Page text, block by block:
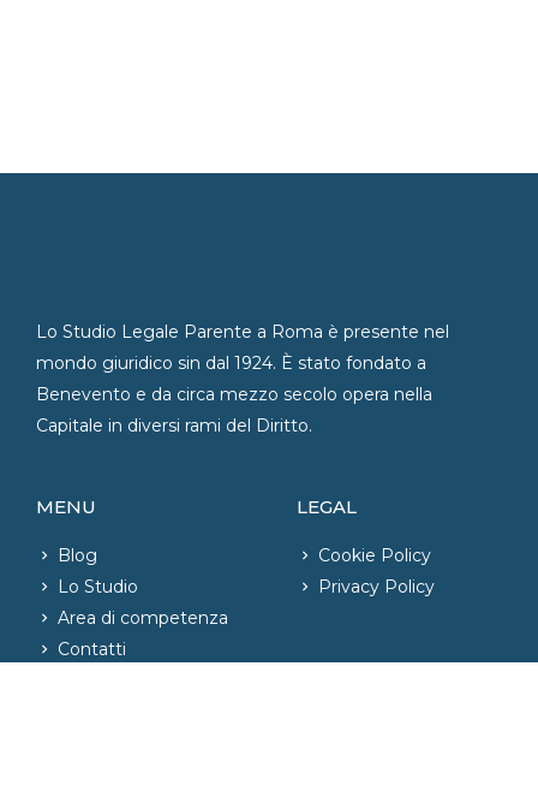
Lo Studio Legale Parente a Roma è presente nel
mondo giuridico sin dal 1924. È stato fondato a
Benevento e da circa mezzo secolo opera nella
Capitale in diversi rami del Diritto.
MENU
Blog
Lo Studio
Area di competenza
Contatti
LEGAL
Cookie Policy
Privacy Policy